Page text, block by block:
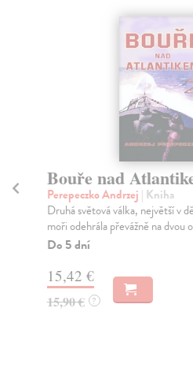
Bouře nad
Perepeczko Andrzej | Kniha
Druhá světová válka, největší v
moři odehrála převážně na dvou
Do 5 dní
15,42 €
15,90 € ?